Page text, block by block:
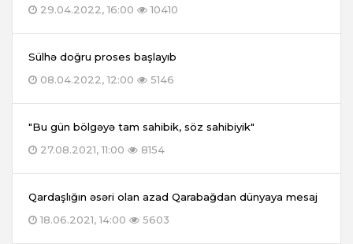
29.04.2022, 16:00
10410
Sülhə doğru proses başlayıb
08.04.2022, 12:00
5146
"Bu gün bölgəyə tam sahibik, söz sahibiyik"
27.08.2021, 11:00
8154
Qardaşlığın əsəri olan azad Qarabağdan dünyaya mesaj
18.06.2021, 14:00
5603